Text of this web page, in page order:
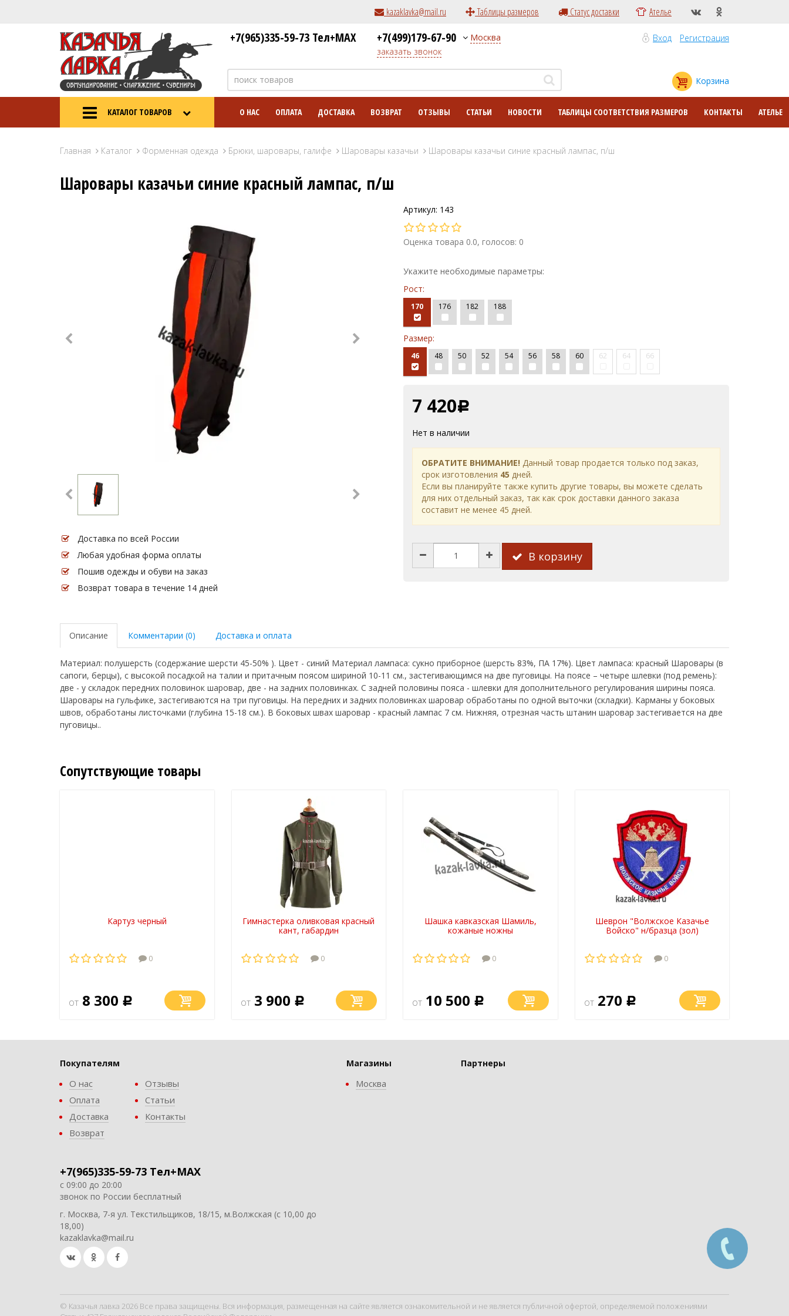
kazaklavka@mail.ru Таблицы размеров Статус доставки Ателье
+7(965)335-59-73 Тел+MAX +7(499)179-67-90
заказать звонок
Москва Вход Регистрация
Корзина
КАТАЛОГ ТОВАРОВ О НАС ОПЛАТА ДОСТАВКА ВОЗВРАТ ОТЗЫВЫ СТАТЬИ НОВОСТИ ТАБЛИЦЫ СООТВЕТСТВИЯ РАЗМЕРОВ КОНТАКТЫ АТЕЛЬЕ
Главная Каталог Форменная одежда Брюки, шаровары, галифе Шаровары казачьи Шаровары казачьи синие красный лампас, п/ш
Шаровары казачьи синие красный лампас, п/ш
Доставка по всей России
Любая удобная форма оплаты
Пошив одежды и обуви на заказ
Возврат товара в течение 14 дней
Артикул: 143
Оценка товара 0.0, голосов: 0
Укажите необходимые параметры:
Рост:
170 176 182 188
Размер:
46 48 50 52 54 56 58 60 62 64 66
7 420Р
Нет в наличии
ОБРАТИТЕ ВНИМАНИЕ! Данный товар продается только под заказ,
срок изготовления 45 дней.
Если вы планируйте также купить другие товары, вы можете сделать
для них отдельный заказ, так как срок доставки данного заказа
составит не менее 45 дней.
В корзину
Описание Комментарии (0) Доставка и оплата
Материал: полушерсть (содержание шерсти 45-50% ). Цвет - синий Материал лампаса: сукно приборное (шерсть 83%, ПА 17%). Цвет лампаса: красный Шаровары (в
сапоги, берцы), с высокой посадкой на талии и притачным поясом шириной 10-11 см., застегивающимся на две пуговицы. На поясе – четыре шлевки (под ремень):
две - у складок передних половинок шаровар, две - на задних половинках. С задней половины пояса - шлевки для дополнительного регулирования ширины пояса.
Шаровары на гульфике, застегиваются на три пуговицы. На передних и задних половинках шаровар обработаны по одной выточки (складки). Карманы у боковых
швов, обработаны листочками (глубина 15-18 см.). В боковых швах шаровар - красный лампас 7 см. Нижняя, отрезная часть штанин шаровар застегивается на две
пуговицы..
Сопутствующие товары
Картуз черный
0
от 8 300 Р
Гимнастерка оливковая красный
кант, габардин
0
от3 900 Р
Шашка кавказская Шамиль,
кожаные ножны
0
от 10 500 Р
Шеврон "Волжское Казачье
Войско" н/бразца (зол)
0
от270 Р
Покупателям
О нас
Оплата
Доставка
Возврат
Отзывы
Статьи
Контакты
+7(965)335-59-73 Тел+MAX
с 09:00 до 20:00
звонок по России бесплатный
г. Москва, 7-я ул. Текстильщиков, 18/15, м.Волжская (с 10,00 до
18,00)
kazaklavka@mail.ru
Магазины
Москва
Партнеры
© Казачья лавка 2026 Все права защищены. Вся информация, размещенная на сайте является ознакомительной и не является публичной офертой, определяемой положениями